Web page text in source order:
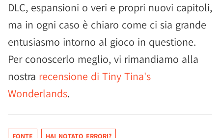
DLC, espansioni o veri e propri nuovi capitoli,
ma in ogni caso è chiaro come ci sia grande
entusiasmo intorno al gioco in questione.
Per conoscerlo meglio, vi rimandiamo alla
nostra recensione di Tiny Tina's
Wonderlands.
FONTE HAI NOTATO ERRORI?